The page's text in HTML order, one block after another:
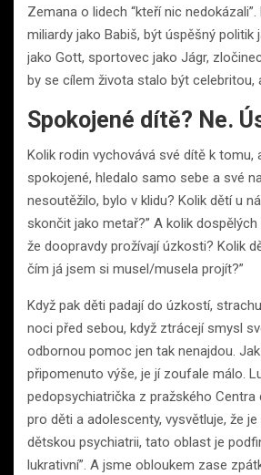
Zemana o lidech “kteří nic
miliardy jako Babiš, být úspěšný politik
jako Gott, sportovec jako Jágr,
by se cílem života stalo být celebritou,
Spokojené dítě? Ne.
Kolik rodin vychovává své dítě k tomu,
spokojené, hledalo samo sebe a své
nesoutěžilo, bylo v klidu? Kolik dětí u
skončit jako metař?” A kolik
že doopravdy prožívají úzkosti? Kolik
čím já jsem si musel/musela projít?”
Když pak děti padají do úzkostí,
noci před sebou, když ztrácejí smysl
odbornou pomoc jen tak nenajdou.
připomenuto výše, je jí zoufale málo.
pedopsychiatrička z pražského Centra
pro děti a adolescenty, vysvětluje, že
dětskou psychiatrii, tato oblast je
lukrativní”. A jsme obloukem zase